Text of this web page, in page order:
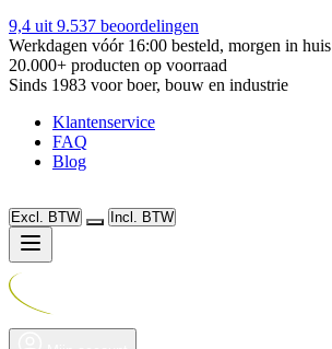
9,4 uit 9.537 beoordelingen
Werkdagen vóór 16:00 besteld, morgen in huis
20.000+ producten op voorraad
Sinds 1983 voor boer, bouw en industrie
Klantenservice
FAQ
Blog
Excl. BTW Incl. BTW